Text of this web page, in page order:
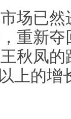
场已
重新
秋凤
上的